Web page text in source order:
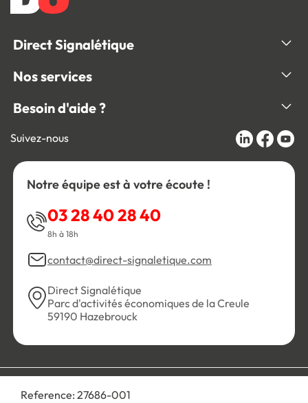
Reference: 27686-001
Direct Signalétique
Nos services
Besoin d'aide ?
Suivez-nous
Notre équipe est à votre écoute !
03 28 40 28 40
8h à 18h
contact@direct-signaletique.com
Direct Signalétique
Parc d'activités économiques de la Creule
59190 Hazebrouck
Personnaliser les cookies